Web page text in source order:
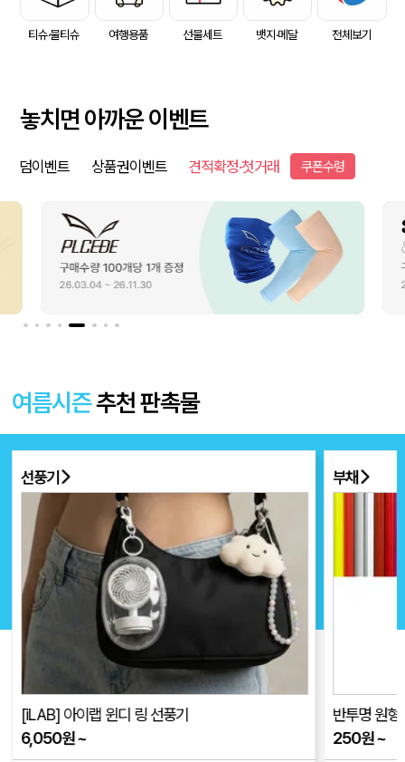
티슈·물티슈 여행용품 선물세트 뱃지·메달 전체보기
놓치면 아까운 이벤트
덤이벤트 상품권이벤트 견적확정·첫거래 쿠폰수령
여름시즌추천 판촉물
선풍기
[iLAB] 아이랩 윈디 링 선풍기
6,050원~
부채
반투명 원형
250원~